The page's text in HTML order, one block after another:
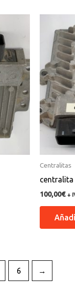
Centralitas
100,00€ +
6 →